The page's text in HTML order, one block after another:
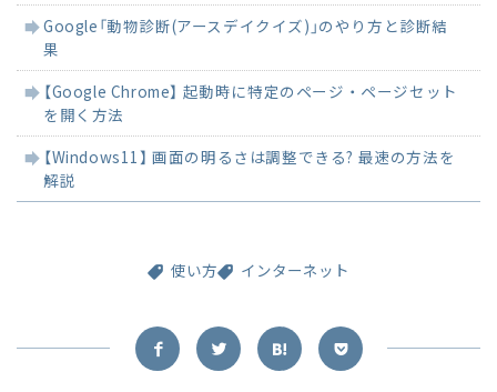
事
Google「動物診断(アースデイクイズ)」のやり方と診断結
果
【Google Chrome】 起動時に特定のページ・ページセット
を開く方法
【Windows11】 画面の明るさは調整できる? 最速の方法を
解説
使い方 インターネット